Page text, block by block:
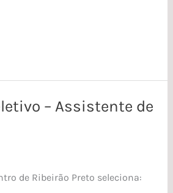
– Assistente de
de Ribeirão Preto seleciona: